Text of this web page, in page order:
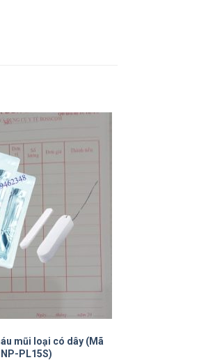
mũi loại có dây (Mã
NP-PL15S)